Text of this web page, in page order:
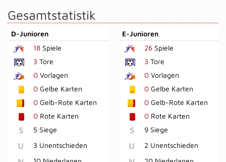
Gesamtstatistik
D-Junioren
18 Spiele
3 Tore
0 Vorlagen
0 Gelbe Karten
0 Gelb-Rote Karten
0 Rote Karten
S 5 Siege
U 3 Unentschieden
E-Junioren
26Spiele
3 Tore
0Vorlagen
0Gelbe Karten
0Gelb-Rote Karten
0Rote Karten
S 9 Siege
U 2 Unentschieden